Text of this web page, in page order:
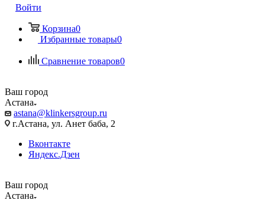
Войти
Корзина0
Избранные товары0
Сравнение товаров0
Ваш город
Астана
astana@klinkersgroup.ru
г.Астана, ул. Анет баба, 2
Вконтакте
Яндекс.Дзен
Ваш город
Астана